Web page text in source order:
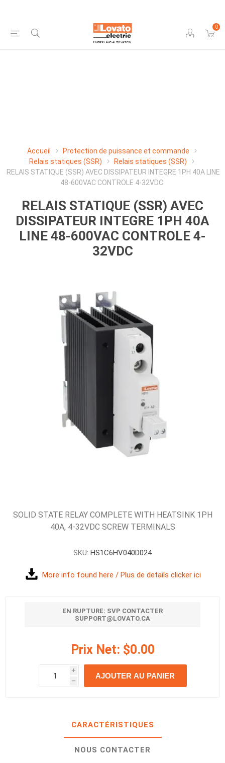
0
Accueil
Protection de puissance et commande
Relais statiques (SSR)
Relais statiques (SSR)
RELAIS STATIQUE (SSR) AVEC DISSIPATEUR INTEGRE 1PH 40A LINE
48-600VAC CONTROLE 4-32VDC
RELAIS STATIQUE (SSR) AVEC
DISSIPATEUR INTEGRE 1PH 40A
LINE 48-600VAC CONTROLE 4-
32VDC
SOLID STATE RELAY COMPLETE WITH HEATSINK 1PH
40A, 4-32VDC SCREW TERMINALS
SKU: HS1C6HV040D024
More info found here / Plus de details clicker ici
EN RUPTURE: SVP CONTACTER
SUPPORT@LOVATO.CA
Prix Net: $0.00
i
h
h
AJOUTER AU PANIER
CARACTÉRISTIQUES
NOUS CONTACTER